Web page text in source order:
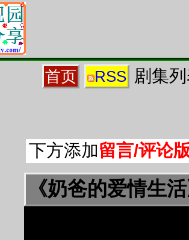
首页 RSS 剧集
下方添加留言/评论
《奶爸的爱情生